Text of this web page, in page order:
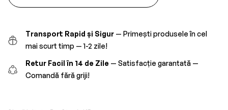
Transport Rapid și Sigur — Primești produsele în cel
mai scurt timp — 1-2 zile!
Retur Facil în 14 de Zile — Satisfacție garantată —
Comandă fără griji!